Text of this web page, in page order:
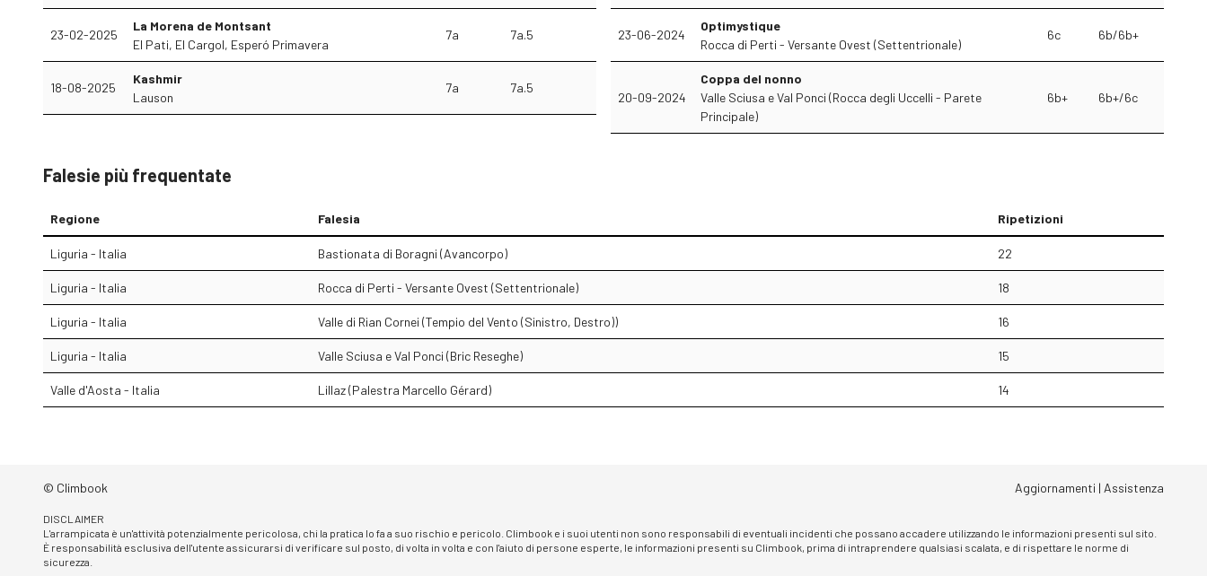
23-02-2025
La Morena de Montsant
El Pati, El Cargol, Esperó Primavera
7a 7a.5
18-08-2025
Kashmir
Lauson
7a 7a.5
23-06-2024
Optimystique
Rocca di Perti - Versante Ovest (Settentrionale)
6c 6b/6b+
20-09-2024
Coppa del nonno
Valle Sciusa e Val Ponci (Rocca degli Uccelli - Parete
Principale)
6b+ 6b+/6c
Falesie più frequentate
Regione Falesia Ripetizioni
Liguria - Italia Bastionata di Boragni (Avancorpo) 22
Liguria - Italia Rocca di Perti - Versante Ovest (Settentrionale) 18
Liguria - Italia Valle di Rian Cornei (Tempio del Vento (Sinistro, Destro)) 16
Liguria - Italia Valle Sciusa e Val Ponci (Bric Reseghe) 15
Valle d'Aosta - Italia Lillaz (Palestra Marcello Gérard) 14
© Climbook Aggiornamenti | Assistenza
DISCLAIMER
L'arrampicata è un'attività potenzialmente pericolosa, chi la pratica lo fa a suo rischio e pericolo. Climbook e i suoi utenti non sono responsabili di eventuali incidenti che possano accadere utilizzando le informazioni presenti sul sito.
È responsabilità esclusiva dell'utente assicurarsi di verificare sul posto, di volta in volta e con l'aiuto di persone esperte, le informazioni presenti su Climbook, prima di intraprendere qualsiasi scalata, e di rispettare le norme di
sicurezza.